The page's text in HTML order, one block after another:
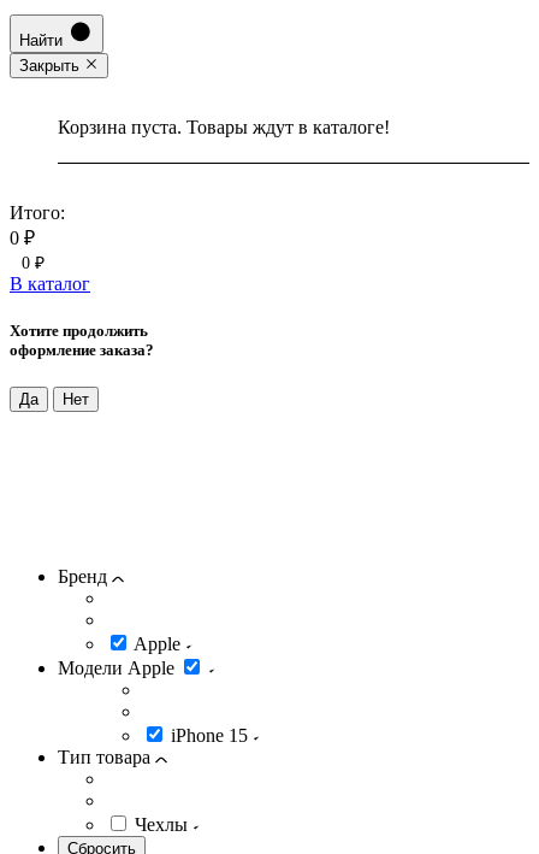
Найти
Закрыть
Корзина пуста. Товары ждут в каталоге!
Итого:
0 ₽
0 ₽
В каталог
Хотите продолжить
оформление заказа?
Да Нет
Бренд
Apple
Модели Apple
iPhone 15
Тип товара
Чехлы